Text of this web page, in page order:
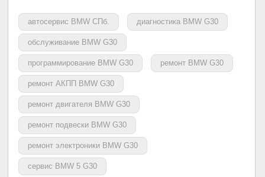
автосервис BMW СПб. диагностика BMW G30
обслуживание BMW G30
программирование BMW G30 ремонт BMW G30
ремонт АКПП BMW G30
ремонт двигателя BMW G30
ремонт подвески BMW G30
ремонт электроники BMW G30
сервис BMW 5 G30